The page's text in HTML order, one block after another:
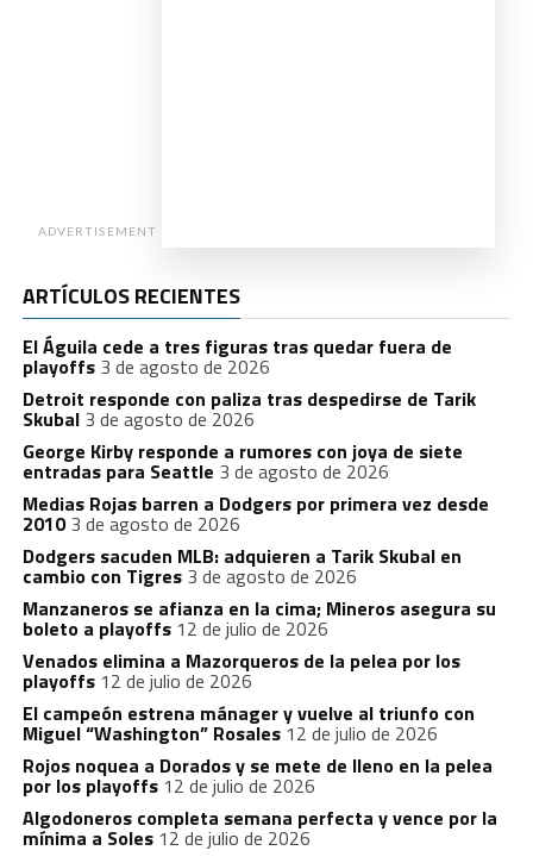
ADVERTISEMENT
ARTÍCULOS RECIENTES
El Águila cede a tres figuras tras quedar fuera de
playoffs 3 de agosto de 2026
Detroit responde con paliza tras despedirse de Tarik
Skubal 3 de agosto de 2026
George Kirby responde a rumores con joya de siete
entradas para Seattle 3 de agosto de 2026
Medias Rojas barren a Dodgers por primera vez desde
2010 3 de agosto de 2026
Dodgers sacuden MLB: adquieren a Tarik Skubal en
cambio con Tigres 3 de agosto de 2026
Manzaneros se afianza en la cima; Mineros asegura su
boleto a playoffs 12 de julio de 2026
Venados elimina a Mazorqueros de la pelea por los
playoffs 12 de julio de 2026
El campeón estrena mánager y vuelve al triunfo con
Miguel “Washington” Rosales 12 de julio de 2026
Rojos noquea a Dorados y se mete de lleno en la pelea
por los playoffs 12 de julio de 2026
Algodoneros completa semana perfecta y vence por la
mínima a Soles 12 de julio de 2026